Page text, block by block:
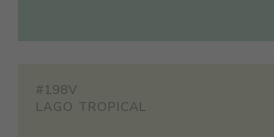
#198V
LAGO TROPICAL